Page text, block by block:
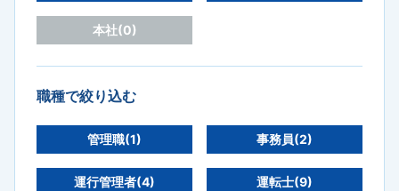
本社(0)
職種で絞り込む
管理職(1) 事務員(2)
運行管理者(4) 運転士(9)